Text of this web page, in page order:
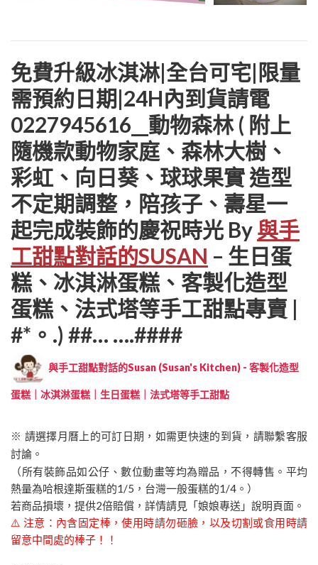
免費升級冰淇淋|全台可宅|限量
需預約日期|24H內到貨請電
0227945616__動物森林 ( 附上
隨機款動物家庭、森林大樹、
彩虹、向日葵、球球果實 造型
不定期調整，陪孩子、壽星一
起完成裝飾的慶祝時光 By與手
工甜點對話的SUSAN – 生日蛋
糕、冰淇淋蛋糕、客製化造型
蛋糕、法式塔等手工甜點專賣 |
#*。.) ##… ….####
與手工甜點對話的Susan (Susan's Kitchen) - 客製化造型
蛋糕｜冰淇淋蛋糕｜生日蛋糕｜法式塔等手工甜點
※ 請選擇月曆上的可訂日期，如需更快速的到貨，請聯繫客服
討論。
（所有裝飾品如公仔、數位動畫等均為贈品，不得轉售。平均
熱量為哈根達斯蛋糕的1/5，台灣一般蛋糕的1/4。）
若商品損壞，提供2倍賠償，詳情請見「娘娘專送」說明頁面。
⚠️ 注意：內含固定棒，使用時請勿砸臉，以及切割或食用時請
留意中間處的棒子！！